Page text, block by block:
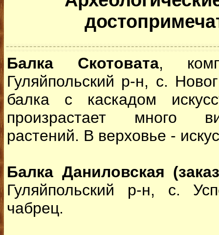
Балка Скотовата,
Гуляйпольский р-н, с.
балка с каскадом
произрастает много
растений. В верховье -
Балка Даниловская
Гуляйпольский р-н, с.
чабрец.